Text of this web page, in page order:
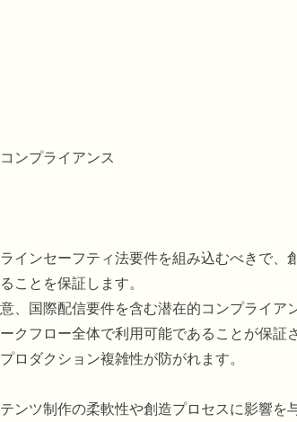
ンプライアンス
インセーフティ法要件を組み込むべきで、
ことを保証します。
国際配信要件を含む潜在的コンプライア
クフロー全体で利用可能であることが保証
ダクション複雑性が防がれます。
ンツ制作の柔軟性や創造プロセスに影響を